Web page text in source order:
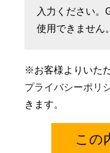
入力ください。
使用できません。
※お客様よりいた
プライバシーポリ
きます。